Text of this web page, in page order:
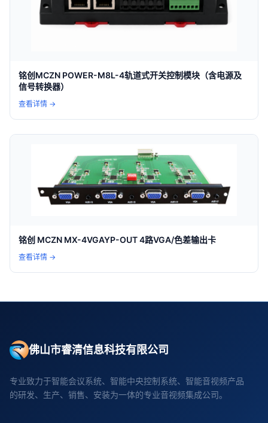
铭创MCZN POWER-M8L-4轨道式开关控制模块（含电源及
信号转换器）
查看详情 →
铭创 MCZN MX-4VGAYP-OUT 4路VGA/色差输出卡
查看详情 →
佛山市睿清信息科技有限公司
专业致力于智能会议系统、智能中央控制系统、智能音视频产品
的研发、生产、销售、安装为一体的专业音视频集成公司。